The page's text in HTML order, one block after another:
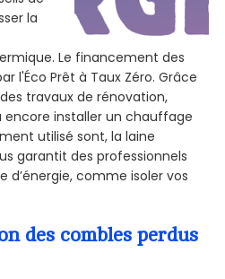
la
Le financement des
l'Éco Prêt à Taux Zéro. Grâce
travaux de rénovation,
encore installer un chauffage
utilisé sont, la laine
garantit des professionnels
d’énergie, comme isoler vos
des combles perdus